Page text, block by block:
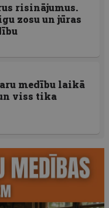
risinājumus.
zosu un jūras
medību laikā
viss tika